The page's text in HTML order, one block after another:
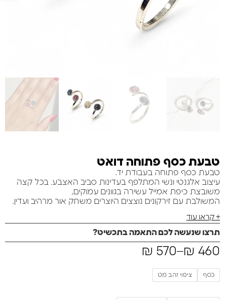
טבעת כסף פתוחה דואט
טבעת כסף פתוחה בעבודת יד.
עיצוב אלגנטי ונשי המתלפף בעדינות סביב האצבע. בכל קצה
משובצת כיפת אמייל עשירה בגוונים עמוקים,
המשולבת עם זירקונים נוצצים היוצרים משחק אור מרהיב ועדין.
+ קראו עוד
תרצו שנעשה לכם התאמה בתכשיט?
₪ 460
–
₪ 570
כסף ציפוי זהב מט